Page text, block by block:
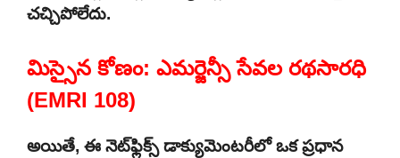
చచ్చిపోలేదు.
మిస్సైన కోణం: ఎమర్జెన్సీ సేవల రథసారధి
(EMRI 108)
అయితే, ఈ నెట్‌ఫ్లిక్స్ డాక్యుమెంటరీలో ఒక ప్రధాన